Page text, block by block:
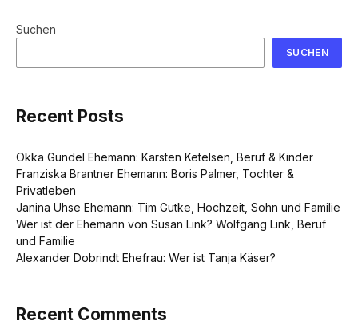
Suchen
SUCHEN
Recent Posts
Okka Gundel Ehemann: Karsten Ketelsen, Beruf & Kinder
Franziska Brantner Ehemann: Boris Palmer, Tochter &
Privatleben
Janina Uhse Ehemann: Tim Gutke, Hochzeit, Sohn und Familie
Wer ist der Ehemann von Susan Link? Wolfgang Link, Beruf
und Familie
Alexander Dobrindt Ehefrau: Wer ist Tanja Käser?
Recent Comments